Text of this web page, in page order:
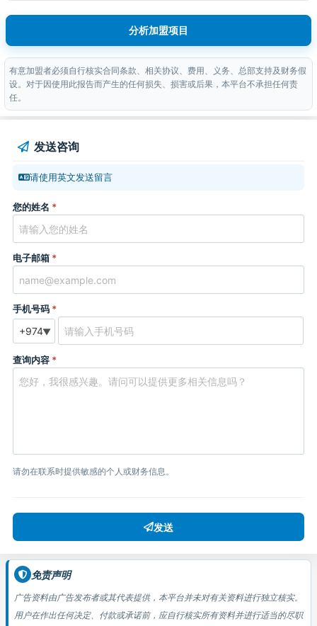
分析加盟项目
有意加盟者必须自行核实合同条款、相关协议、费用、义务、总部支持及财务假
设。对于因使用此报告而产生的任何损失、损害或后果，本平台不承担任何责
任。
发送咨询
请使用英文发送留言
您的姓名 *
电子邮箱 *
手机号码 *
▼
查询内容 *
请勿在联系时提供敏感的个人或财务信息。
发送
免责声明
广告资料由广告发布者或其代表提供，本平台并未对有关资料进行独立核实。
用户在作出任何决定、付款或承诺前，应自行核实所有资料并进行适当的尽职